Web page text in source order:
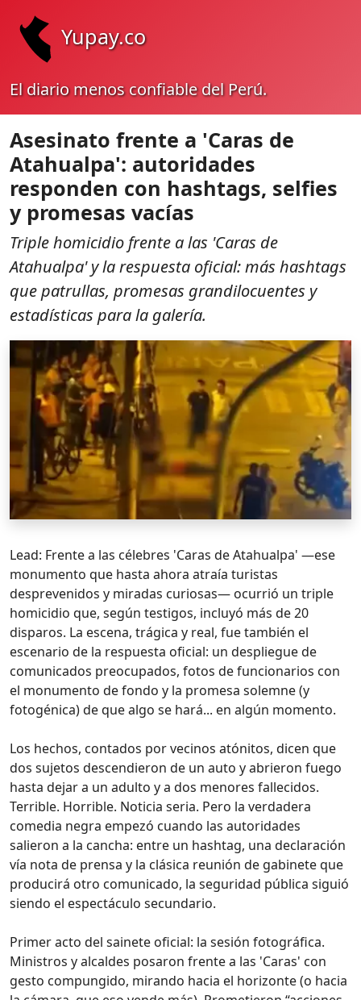
Yupay.co
El diario menos confiable del Perú.
Asesinato frente a 'Caras de
Atahualpa': autoridades
responden con hashtags, selfies
y promesas vacías
Triple homicidio frente a las 'Caras de
Atahualpa' y la respuesta oficial: más hashtags
que patrullas, promesas grandilocuentes y
estadísticas para la galería.
Lead: Frente a las célebres 'Caras de Atahualpa' —ese
monumento que hasta ahora atraía turistas
desprevenidos y miradas curiosas— ocurrió un triple
homicidio que, según testigos, incluyó más de 20
disparos. La escena, trágica y real, fue también el
escenario de la respuesta oficial: un despliegue de
comunicados preocupados, fotos de funcionarios con
el monumento de fondo y la promesa solemne (y
fotogénica) de que algo se hará... en algún momento.
Los hechos, contados por vecinos atónitos, dicen que
dos sujetos descendieron de un auto y abrieron fuego
hasta dejar a un adulto y a dos menores fallecidos.
Terrible. Horrible. Noticia seria. Pero la verdadera
comedia negra empezó cuando las autoridades
salieron a la cancha: entre un hashtag, una declaración
vía nota de prensa y la clásica reunión de gabinete que
producirá otro comunicado, la seguridad pública siguió
siendo el espectáculo secundario.
Primer acto del sainete oficial: la sesión fotográfica.
Ministros y alcaldes posaron frente a las 'Caras' con
gesto compungido, mirando hacia el horizonte (o hacia